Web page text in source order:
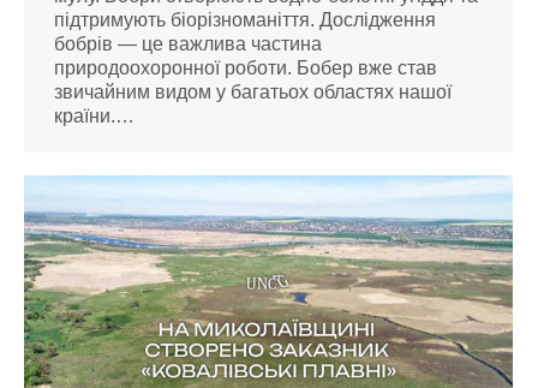
підтримують біорізноманіття. Дослідження
бобрів — це важлива частина
природоохоронної роботи. Бобер вже став
звичайним видом у багатьох областях нашої
країни.…